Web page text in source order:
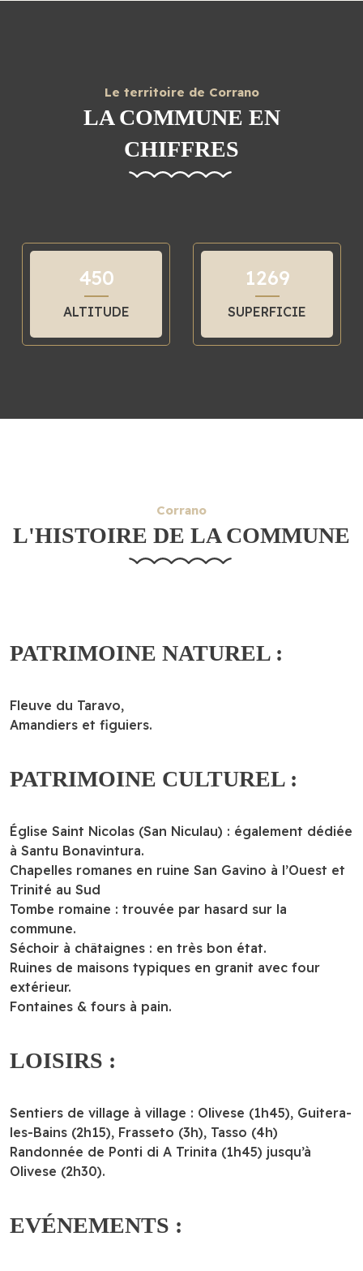
Le territoire de Corrano
LA COMMUNE EN
CHIFFRES
450
ALTITUDE
1269
SUPERFICIE
Corrano
L'HISTOIRE DE LA COMMUNE
PATRIMOINE NATUREL :
Fleuve du Taravo,
Amandiers et figuiers.
PATRIMOINE CULTUREL :
Église Saint Nicolas (San Niculau) : également dédiée
à Santu Bonavintura.
Chapelles romanes en ruine San Gavino à l’Ouest et
Trinité au Sud
Tombe romaine : trouvée par hasard sur la
commune.
Séchoir à châtaignes : en très bon état.
Ruines de maisons typiques en granit avec four
extérieur.
Fontaines & fours à pain.
LOISIRS :
Sentiers de village à village : Olivese (1h45), Guitera-
les-Bains (2h15), Frasseto (3h), Tasso (4h)
Randonnée de Ponti di A Trinita (1h45) jusqu’à
Olivese (2h30).
EVÉNEMENTS :